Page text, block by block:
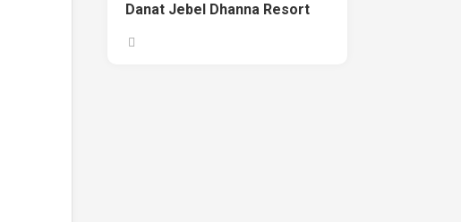
Danat Jebel Dhanna Resort